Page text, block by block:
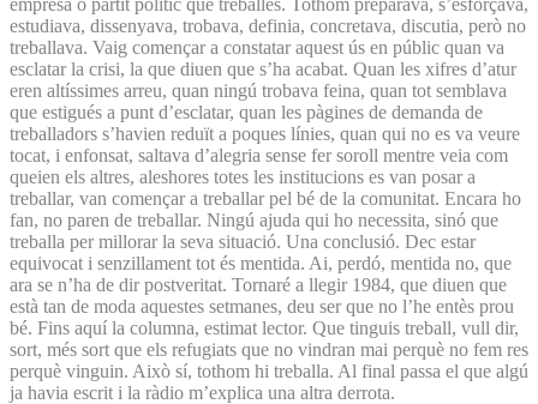
estudiava, dissenyava, trobava, definia, concretava, discutia, però no
treballava. Vaig començar a constatar aquest ús en públic quan va
esclatar la crisi, la que diuen que s’ha acabat. Quan les xifres d’atur
eren altíssimes arreu, quan ningú trobava feina, quan tot semblava
que estigués a punt d’esclatar, quan les pàgines de demanda de
treballadors s’havien reduït a poques línies, quan qui no es va veure
tocat, i enfonsat, saltava d’alegria sense fer soroll mentre veia com
queien els altres, aleshores totes les institucions es van posar a
treballar, van començar a treballar pel bé de la comunitat. Encara ho
fan, no paren de treballar. Ningú ajuda qui ho necessita, sinó que
treballa per millorar la seva situació. Una conclusió. Dec estar
equivocat i senzillament tot és mentida. Ai, perdó, mentida no, que
ara se n’ha de dir postveritat. Tornaré a llegir 1984, que diuen que
està tan de moda aquestes setmanes, deu ser que no l’he entès prou
bé. Fins aquí la columna, estimat lector. Que tinguis treball, vull dir,
sort, més sort que els refugiats que no vindran mai perquè no fem res
perquè vinguin. Això sí, tothom hi treballa. Al final passa el que algú
ja havia escrit i la ràdio m’explica una altra derrota.